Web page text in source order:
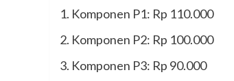
1. Komponen P1: Rp 110.000
2. Komponen P2: Rp 100.000
3. Komponen P3: Rp 90.000